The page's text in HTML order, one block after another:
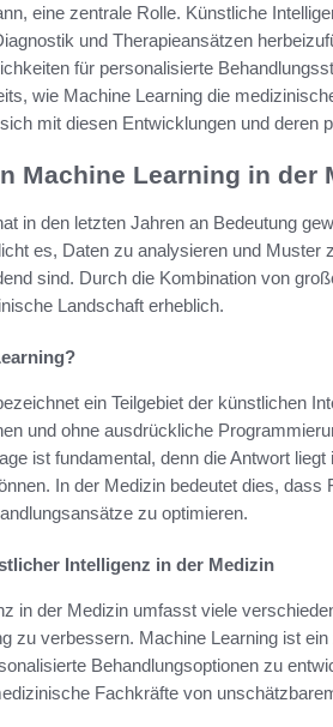
eine zentrale Rolle. Künstliche
und Therapieansätzen
für personalisierte
wie Machine Learning die
mit diesen Entwicklungen und deren
Machine Learning in der
in den letzten Jahren an Bedeutung
es, Daten zu analysieren und
sind. Durch die Kombination von
Landschaft erheblich.
ein Teilgebiet der künstlichen
und ohne ausdrückliche
ist fundamental, denn die Antwort
In der Medizin bedeutet dies,
zu optimieren.
Intelligenz in der Medizin
in der Medizin umfasst viele
zu verbessern. Machine Learning ist
Behandlungsoptionen zu
Fachkräfte von